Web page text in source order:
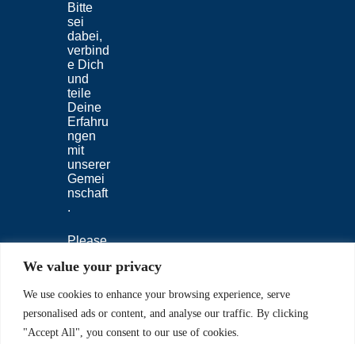
We value your privacy
We use cookies to enhance your browsing experience, serve
personalised ads or content, and analyse our traffic. By clicking
"Accept All", you consent to our use of cookies.
Bitte
sei
dabei,
verbind
e Dich
und
teile
Deine
Erfahru
ngen
mit
unserer
Gemei
nschaft
.
Please
connec
share
your
experie
nces